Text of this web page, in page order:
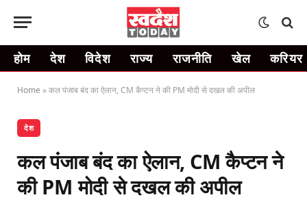
होम देश विदेश राज्य राजनीति खेल करियर
Home »कल पंजाब बंद का ऐलान, CM कैप्टन ने की PM मोदी से दखल की अपील
देश
कल पंजाब बंद का ऐलान, CM कैप्टन ने
की PM मोदी से दखल की अपील